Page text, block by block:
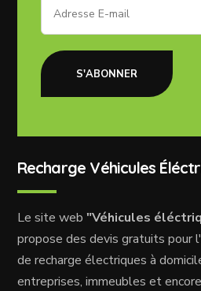
S'ABONNER
Recharge Véhicules
Le site web "Véhicules
propose des devis gratuits pour
de recharge électriques à
entreprises, immeubles et